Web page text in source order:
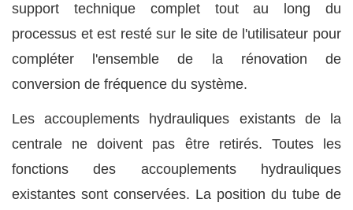
support technique complet tout au long du
processus et est resté sur le site de l'utilisateur pour
compléter l'ensemble de la rénovation de
conversion de fréquence du système.
Les accouplements hydrauliques existants de la
centrale ne doivent pas être retirés. Toutes les
fonctions des accouplements hydrauliques
existantes sont conservées. La position du tube de